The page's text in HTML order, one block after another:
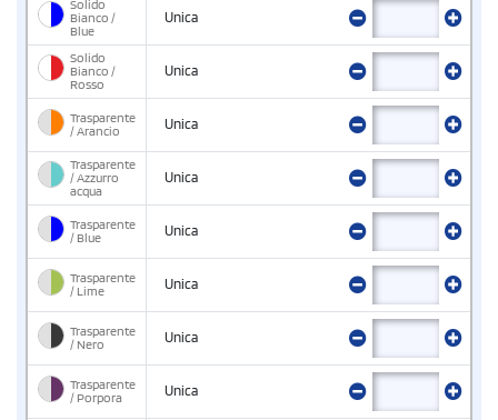
Solido
Bianco /
Blue
Unica
Solido
Bianco /
Rosso
Unica
Trasparente
/ Arancio
Unica
Trasparente
/ Azzurro
acqua
Unica
Trasparente
/ Blue
Unica
Trasparente
/ Lime
Unica
Trasparente
/ Nero
Unica
Trasparente
/ Porpora
Unica